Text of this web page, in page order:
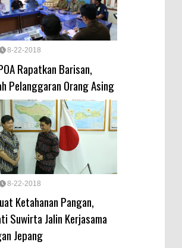
8-22-2018
Rapatkan Barisan,
Pelanggaran Orang Asing
8-22-2018
Ketahanan Pangan,
Suwirta Jalin Kerjasama
Jepang